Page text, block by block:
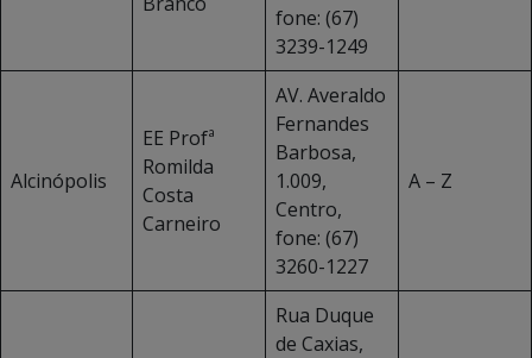
fone: (67)
3239-1249
Alcinópolis
EE Profª
Romilda
Costa
Carneiro
AV. Averaldo
Fernandes
Barbosa,
1.009,
Centro,
fone: (67)
3260-1227
A – Z
Rua Duque
de Caxias,